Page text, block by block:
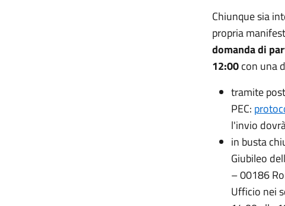
Chiunque sia
propria
domanda di
12:00con una
tramite
PEC:
l'invio
in busta
Giubileo
– 00186
Ufficio nei